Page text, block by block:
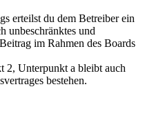
erteilst du dem Betreiber ein
unbeschränktes und
im Rahmen des Boards
2, Unterpunkt a bleibt auch
bestehen.